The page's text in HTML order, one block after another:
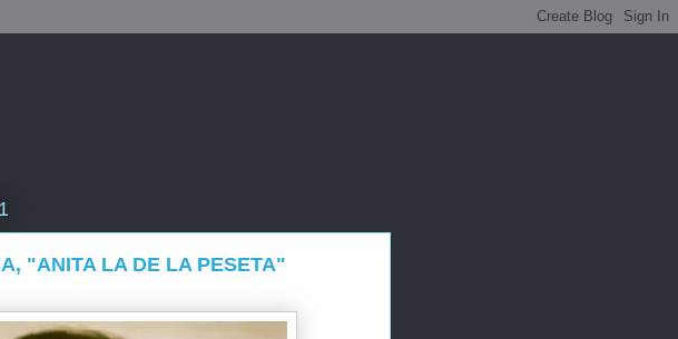
"ANITA LA DE LA PESETA"